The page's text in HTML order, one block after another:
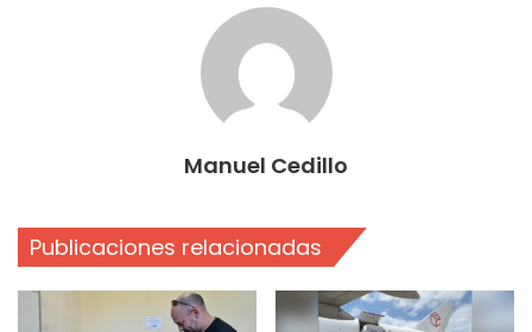
Manuel Cedillo
Publicaciones relacionadas